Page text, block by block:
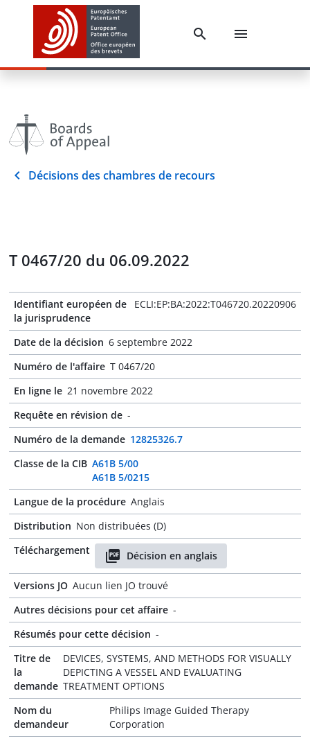
Décisions des chambres de recours
T 0467/20 du 06.09.2022
Identifiant européen de
la jurisprudence
ECLI:EP:BA:2022:T046720.20220906
Date de la décision 6 septembre 2022
Numéro de l'affaire T 0467/20
En ligne le 21 novembre 2022
Requête en révision de -
Numéro de la demande 12825326.7
Classe de la CIB A61B 5/00
A61B 5/0215
Langue de la procédure Anglais
Distribution Non distribuées (D)
Téléchargement
Décision en anglais
Versions JO Aucun lien JO trouvé
Autres décisions pour cet affaire -
Résumés pour cette décision -
Titre de
la
demande
DEVICES, SYSTEMS, AND METHODS FOR VISUALLY
DEPICTING A VESSEL AND EVALUATING
TREATMENT OPTIONS
Nom du
demandeur
Philips Image Guided Therapy
Corporation